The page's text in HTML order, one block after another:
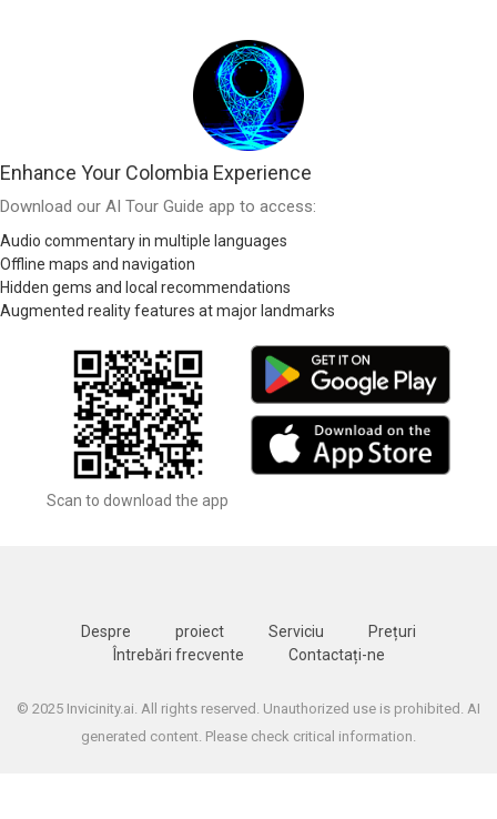
Enhance Your Colombia Experience
Download our AI Tour Guide app to access:
Audio commentary in multiple languages
Offline maps and navigation
Hidden gems and local recommendations
Augmented reality features at major landmarks
Scan to download the app
Despre proiect Serviciu
Prețuri
Întrebări frecvente
Contactați-ne
© 2025 Invicinity.ai. All rights reserved. Unauthorized use is prohibited. AI
generated content. Please check critical information.